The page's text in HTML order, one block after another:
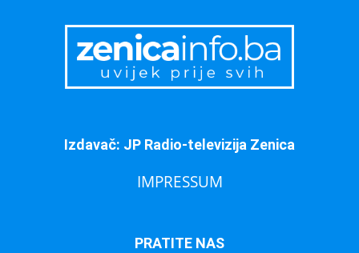
Izdavač: JP Radio-televizija Zenica
IMPRESSUM
PRATITE NAS